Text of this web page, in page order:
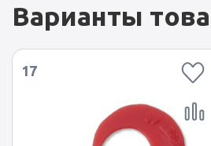
Варианты
17